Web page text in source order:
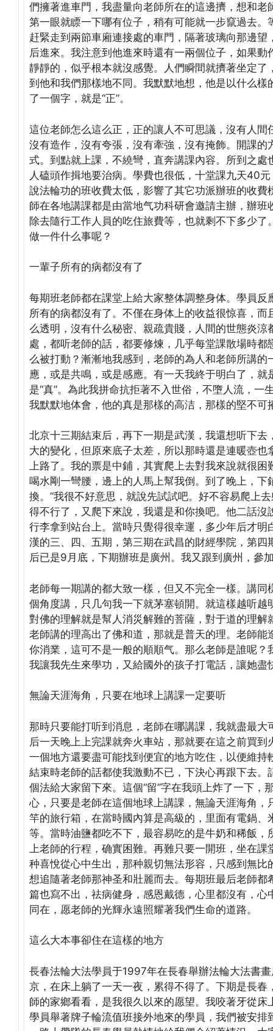
們擁著進車門，我盡量向老師所在的這邊擠，想和
第一眼就瞟一下哪有位子，稍有可能就一步竄過去
赶緊走到兩節車廂連接處的車門，隔著玻璃向那邊
后進來。我注意到他進來時還有一兩個位子，如果
靜靜的，似乎根本就沒感覺。人們瞬間就擠著坐定
到他和我們那樣地不同。我默默地想，他是以什么
了一個字，就是“正”。
這位老師怎么這么正，正的讓人不可思議，沒有人
沒有造作，沒有夸張，沒有牽強，沒有掩飾。開課
式。到點就上課，不繞彎，直奔講課內容。所到之
人磕頭作揖地要治病。學費也很低，十堂課九天40
說法輪功的班收費太低，影響了其它功派辦班的收
師在各地講課都是由當地气功科研會邀請主辦，辦
除去隨行工作人員的吃住旅費等，也就剩不下多少
做一件什么事呢？
一輩子所有的病都沒有了
每期班老師都在課堂上給大家整体調整身体。學員
所有的病都沒有了。不僅在身体上的收益很惊喜，
么透明，沒有什么秘密、親疏貴賤，人間的世態炎
處，都听老師的話，都要修煉，几乎每堂課散場時
么被打動？漸漸地我感到，老師的為人和老師所講
應，或是共鳴，或是感應。有一天我終于明白了，就
是“真”。為此我拼命抗拒著不入世俗，不墮人流，
我默默地体會，他的真是那樣的高洁，那樣的堅不可
北京十三期結束后，再下一期是武漢，我還想听下
大的變化，但原來底子太差，所以那時還是連暖壺
上路了。我的票是中鋪，其實爬上去對我來說就很
喝水剛一彎腰，邊上的人馬上幫我倒。到了晚上，
換。”我很不好意思，就說先試試吧。好不容易爬上
得不行了，又爬下來說，我還是和你換吧。他二話
行李拿到站台上。當時只覺得很幸運，多少年后才
漢的三、四、五期，第三期在武昌的財經學院，第
后已是9月底，下期辦班是廣州。我又跟到廣州，參
老師每一期講的都大致一樣，但又不完全一樣。講
個角度講，只几句我一下就茅塞頓開。就這樣越听
對佛的理解就是幫人消災解難的菩薩，對于道的理
老師講的理高出了佛和道，那就是普天的理。老師
你消業，這可不是一般的順順气。那么老師是誰呢
我讓我先生來學功，又給國外的孩子打電話，讓她盡
無論天涯海角，只要在地球上講課一定要听
那時只要能打听到消息，老師在哪講課，我就盡最
后一天晚上上完課就奔火車站，那就要在這之前買
一個地方還要盡可能找到便宜的地方吃住，以便維
結束時老師的話都使我激動不已，下決心再跟下去
個法給大家留下來。這個“留”字在我頭上炸了一下
心，只要是老師在這個地球上講課，無論天涯海角
竿的旅行箱，在當時國內算是高級的，里面有電鍋
等。當時油鹽都吃不下，最容易吃的是牛奶和稀飯
上老師的行程，确實困難。再難只要一開班，坐在
种喜悅從心中生出，那种親切無法形容，只感到無
想追隨著老師那神圣和壯麗而去。每期班最后老師
篇也寫不出，祛病健身，感恩戴德，心里都沒有，
同在，愿老師的光輝永遠照耀著我們生命的道路。
這么大本事卻住在這樣的地方
長春法輪大法學員于1997年在長春舉辦法輪大法書
京，在床上躺了一天一夜，累得不得了。下期是長
師的家鄉看看，是我很久以來的愿望。我咬著牙從
學員舉著牌子輪流值班接外地來的學員，我們被安